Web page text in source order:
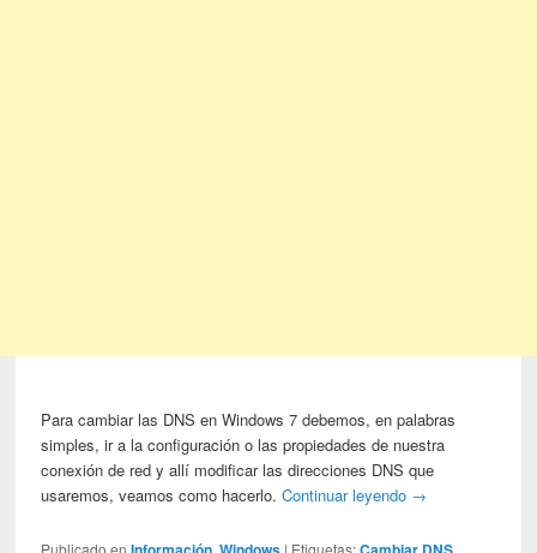
Para cambiar las DNS en Windows 7 debemos, en palabras
simples, ir a la configuración o las propiedades de nuestra
conexión de red y allí modificar las direcciones DNS que
usaremos, veamos como hacerlo.Continuar leyendo →